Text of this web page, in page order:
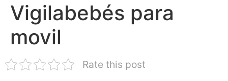
Vigilabebés para
movil
Rate this post